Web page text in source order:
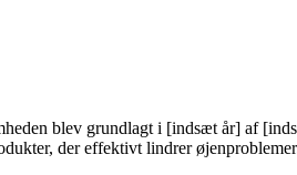
blev grundlagt i [indsæt år] af
der effektivt lindrer